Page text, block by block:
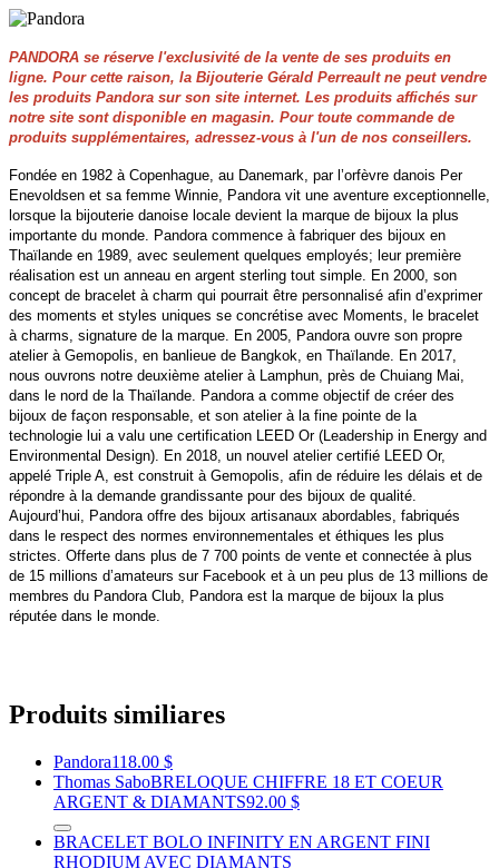
PANDORA se réserve l'exclusivité de la vente de ses produits en
ligne. Pour cette raison, la Bijouterie Gérald Perreault ne peut vendre
les produits Pandora sur son site internet. Les produits affichés sur
notre site sont disponible en magasin. Pour toute commande de
produits supplémentaires, adressez-vous à l'un de nos conseillers.
Fondée en 1982 à Copenhague, au Danemark, par l’orfèvre danois Per
Enevoldsen et sa femme Winnie, Pandora vit une aventure exceptionnelle,
lorsque la bijouterie danoise locale devient la marque de bijoux la plus
importante du monde. Pandora commence à fabriquer des bijoux en
Thaïlande en 1989, avec seulement quelques employés; leur première
réalisation est un anneau en argent sterling tout simple. En 2000, son
concept de bracelet à charm qui pourrait être personnalisé afin d’exprimer
des moments et styles uniques se concrétise avec Moments, le bracelet
à charms, signature de la marque. En 2005, Pandora ouvre son propre
atelier à Gemopolis, en banlieue de Bangkok, en Thaïlande. En 2017,
nous ouvrons notre deuxième atelier à Lamphun, près de Chuiang Mai,
dans le nord de la Thaïlande. Pandora a comme objectif de créer des
bijoux de façon responsable, et son atelier à la fine pointe de la
technologie lui a valu une certification LEED Or (Leadership in Energy and
Environmental Design). En 2018, un nouvel atelier certifié LEED Or,
appelé Triple A, est construit à Gemopolis, afin de réduire les délais et de
répondre à la demande grandissante pour des bijoux de qualité.
Aujourd’hui, Pandora offre des bijoux artisanaux abordables, fabriqués
dans le respect des normes environnementales et éthiques les plus
strictes. Offerte dans plus de 7 700 points de vente et connectée à plus
de 15 millions d’amateurs sur Facebook et à un peu plus de 13 millions de
membres du Pandora Club, Pandora est la marque de bijoux la plus
réputée dans le monde.
Produits similiares
Pandora118.00 $
Thomas SaboBRELOQUE CHIFFRE 18 ET COEUR
ARGENT & DIAMANTS92.00 $
BRACELET BOLO INFINITY EN ARGENT FINI
RHODIUM AVEC DIAMANTS